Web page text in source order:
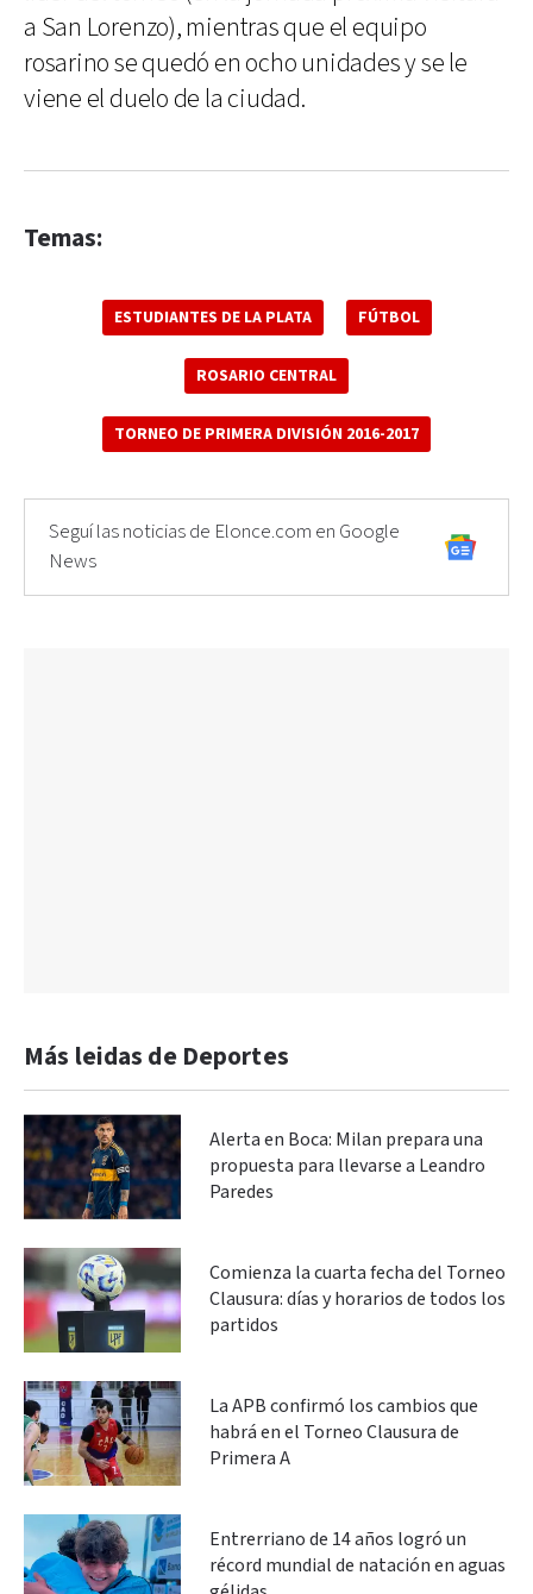
a San Lorenzo), mientras que el equipo
rosarino se quedó en ocho unidades y se le
viene el duelo de la ciudad.
Temas:
ESTUDIANTES DE LA PLATA FÚTBOL
ROSARIO CENTRAL
TORNEO DE PRIMERA DIVISIÓN 2016-2017
Seguí las noticias de Elonce.com en Google
News
Más leidas de Deportes
Alerta en Boca: Milan prepara una
propuesta para llevarse a Leandro
Paredes
Comienza la cuarta fecha del Torneo
Clausura: días y horarios de todos los
partidos
La APB confirmó los cambios que
habrá en el Torneo Clausura de
Primera A
Entrerriano de 14 años logró un
récord mundial de natación en aguas